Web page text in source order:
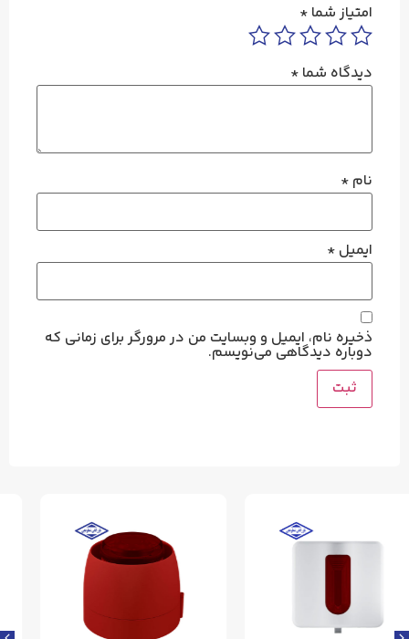
امتیاز شما *
دیدگاه شما *
نام *
ایمیل *
ذخیره نام، ایمیل و وبسایت من در مرورگر برای زمانی که
دوباره دیدگاهی می‌نویسم.